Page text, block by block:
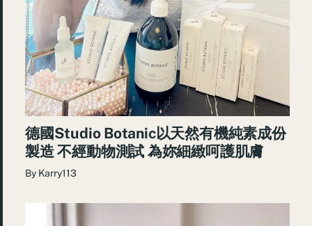
德國Studio Botanic以天然有機純素成份
製造 不經動物測試 為妳細緻呵護肌膚
By Karry113